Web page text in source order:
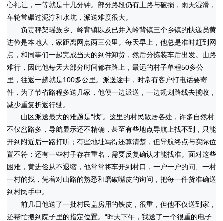
心礼让，一等就是十几分钟。部分路段仍有土路与破损，雨天湿滑，
车轮常碾过泥泞和水坑，派送难度很大。
负责秤架瑶族乡、岭背镇以及已并入岭背镇三个乡镇的快递员黄
进俭是本地人，家距离网点两三公里。每天早上，他总是准时赶到网
点，和同事们一起完成当天的到件卸货，然后分拣装车后出发。山路
难行，因此他每天大部分时间都在路上，最远的村子单程50多公
里，往返一趟就是100多公里。派送途中，时常有客户打电话要寄
件，为了节省路程多送几家，他便一边派送，一边规划路线去揽收，
减少重复折返行驶。
山区派送最大的难题是“找”。这里的村民散居各处，许多自然村
不仅岔路多，导航显示还不精确，甚至有些地点导航上找不到，只能
开到附近后一路打听；有些地址写得还算清楚，但导航终点与实际位
置不符；还有一些村子存在重名，需要反复确认才能找准。面对这些
困难，黄进俭从不退缩，他常常将车开到村口，一户一户的问、一村
一村的找，凭着对山路的熟悉和磨破嘴皮的询问，把每一件货准确送
到村民手中。
前几日他送了一批村民盖房用的铁皮，很重，但他不仅送到家，
还帮忙搬到院子里的指定位置。“昨天下午，我送了一个很重的电子